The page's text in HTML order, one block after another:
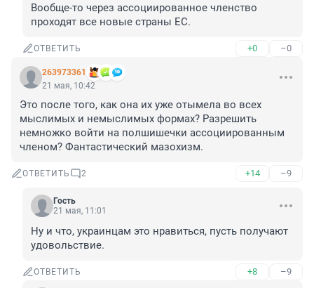
Вообще-то через ассоциированное членство
проходят все новые страны ЕС.
ОТВЕТИТЬ +0 –0
263973361
21 мая, 10:42
Это после того, как она их уже отымела во всех
мыслимых и немыслимых формах? Разрешить
немножко войти на полшишечки ассоциированным
членом? Фантастический мазохизм.
ОТВЕТИТЬ 2 +14 –9
Гость
21 мая, 11:01
Ну и что, украинцам это нравиться, пусть получают
удовольствие.
ОТВЕТИТЬ +8 –9